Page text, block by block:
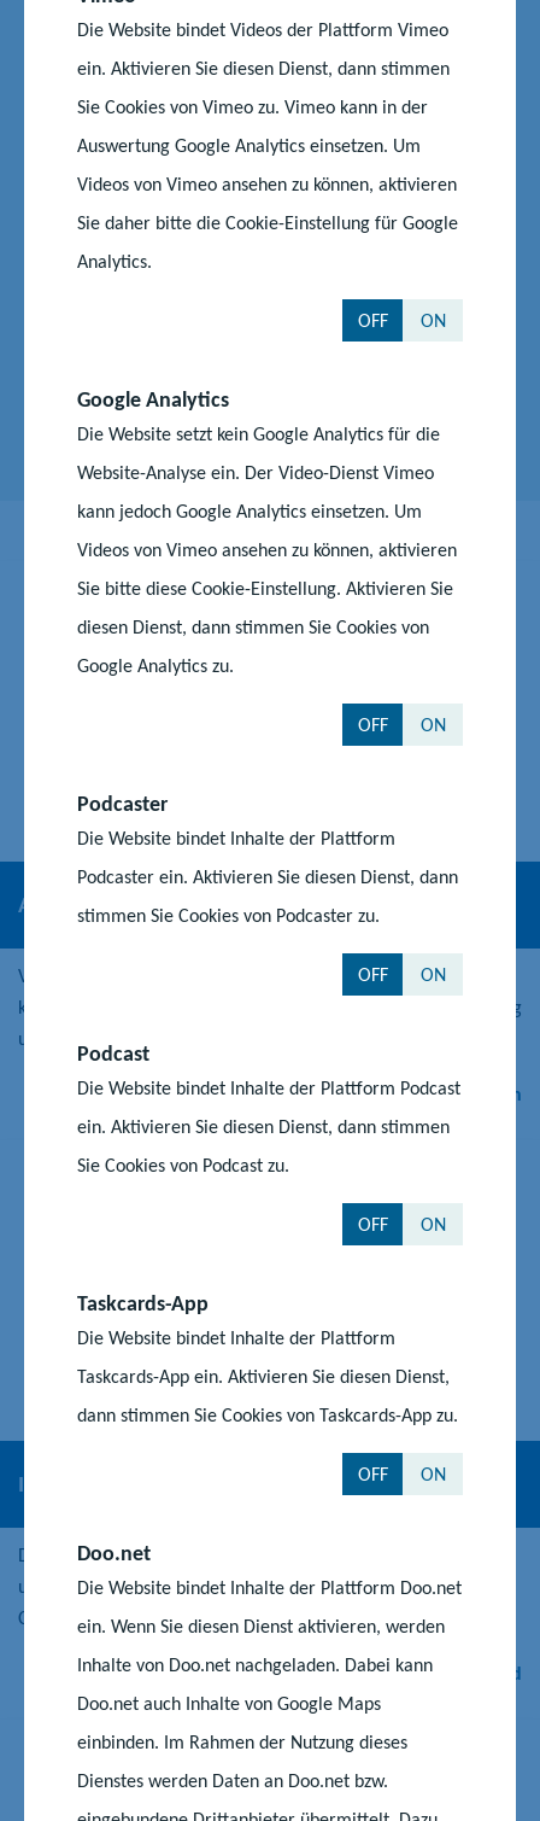
Die Website bindet Videos der Plattform Vimeo
ein. Aktivieren Sie diesen Dienst, dann stimmen
Sie Cookies von Vimeo zu. Vimeo kann in der
Auswertung Google Analytics einsetzen. Um
Videos von Vimeo ansehen zu können, aktivieren
Sie daher bitte die Cookie-Einstellung für Google
Analytics.
OFF ON
Google Analytics
Die Website setzt kein Google Analytics für die
Website-Analyse ein. Der Video-Dienst Vimeo
kann jedoch Google Analytics einsetzen. Um
Videos von Vimeo ansehen zu können, aktivieren
Sie bitte diese Cookie-Einstellung. Aktivieren Sie
diesen Dienst, dann stimmen Sie Cookies von
Google Analytics zu.
OFF ON
Podcaster
Die Website bindet Inhalte der Plattform
Podcaster ein. Aktivieren Sie diesen Dienst, dann
stimmen Sie Cookies von Podcaster zu.
OFF ON
Podcast
Die Website bindet Inhalte der Plattform Podcast
ein. Aktivieren Sie diesen Dienst, dann stimmen
Sie Cookies von Podcast zu.
OFF ON
Taskcards-App
Die Website bindet Inhalte der Plattform
Taskcards-App ein. Aktivieren Sie diesen Dienst,
dann stimmen Sie Cookies von Taskcards-App zu.
OFF ON
Doo.net
Die Website bindet Inhalte der Plattform Doo.net
ein. Wenn Sie diesen Dienst aktivieren, werden
Inhalte von Doo.net nachgeladen. Dabei kann
Doo.net auch Inhalte von Google Maps
einbinden. Im Rahmen der Nutzung dieses
Dienstes werden Daten an Doo.net bzw.
Volkshochschulverband
Mecklenburg-Vorpommern
e.V.
Bertha-von-Suttner-Str. 5
19061 Schwerin
ALFA-Telefon
Vertrauliche Beratung und Information bietet auch das
kostenfreie ALFA-Telefon des Bundesverbandes Alphabetisierung
und Grundbildung e.V. Tel.: 0800-53334455
Zum Alfa-Telefon
Internationaler Bund
Der IB ist einer der großen Dienstleister in der Jugend-, Sozial-
und Bildungsarbeit und steht für Vielfalt, Integration und
Chancengleichheit.
Internationaler Bund